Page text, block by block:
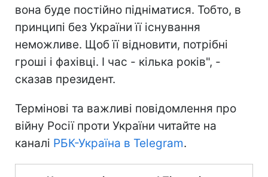
вона буде постійно підніматися. Тобто, в
принципі без України її існування
неможливе. Щоб її відновити, потрібні
гроші і фахівці. І час - кілька років", -
сказав президент.
Термінові та важливі повідомлення про
війну Росії проти України читайте на
каналі РБК-Україна в Telegram.